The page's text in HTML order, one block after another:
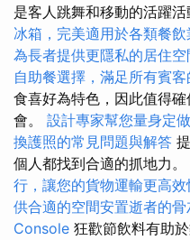
是客人跳舞和移動的活躍
冰箱，完美適用於各類餐飲
為長者提供更隱私的居住空
自助餐選擇，滿足所有賓
食喜好為特色，因此值得
會。 設計專家幫您量身定
換護照的常見問題與解答
個人都找到合適的抓地力。
行，讓您的貨物運輸更高效
供合適的空間安置逝者的骨
Console 狂歡節飲料有助